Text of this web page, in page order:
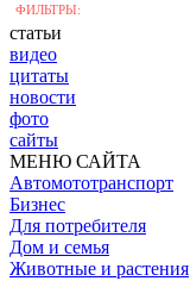
ФИЛЬТРЫ:
статьи
видео
цитаты
новости
фото
сайты
МЕНЮ САЙТА
Автомототранспорт
Бизнес
Для потребителя
Дом и семья
Животные и растения